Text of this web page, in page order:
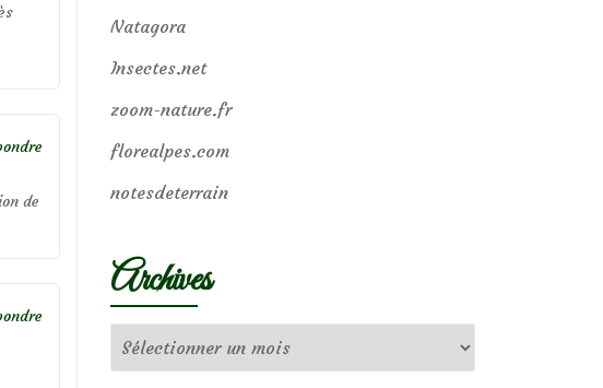
de
Natagora
Insectes.net
zoom-nature.fr
florealpes.com
notesdeterrain
Archives
Archives